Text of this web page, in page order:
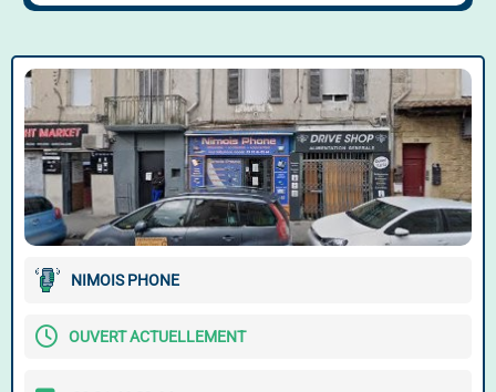
NIMOIS PHONE
OUVERT ACTUELLEMENT